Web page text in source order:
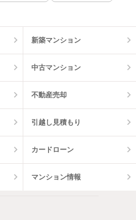
新築マンション
中古マンション
不動産売却
引越し見積もり
カードローン
マンション情報